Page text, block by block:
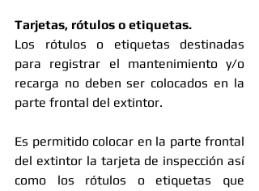
Tarjetas, rótulos o etiquetas.
Los rótulos o etiquetas destinadas
para registrar el mantenimiento y/o
recarga no deben ser colocados en la
parte frontal del extintor.
Es permitido colocar en la parte frontal
del extintor la tarjeta de inspección así
como los rótulos o etiquetas que